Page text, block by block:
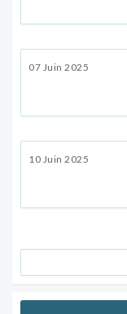
07 Juin 2025
10 Juin 2025